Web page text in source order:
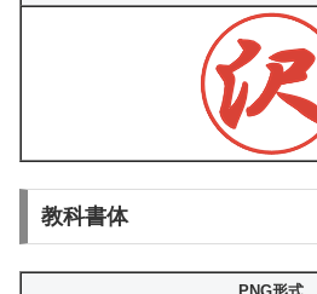
教科書体